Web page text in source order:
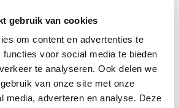
gebruik van cookies
om content en advertenties te
functies voor social media te bieden
te analyseren. Ook delen we
van onze site met onze
media, adverteren en analyse. Deze
van genieten. Het leven op een eiland
dimensie aan toe. Op het eiland sta je
het weer. Een frisse duik in een van
van Nederland doet al je zorgen